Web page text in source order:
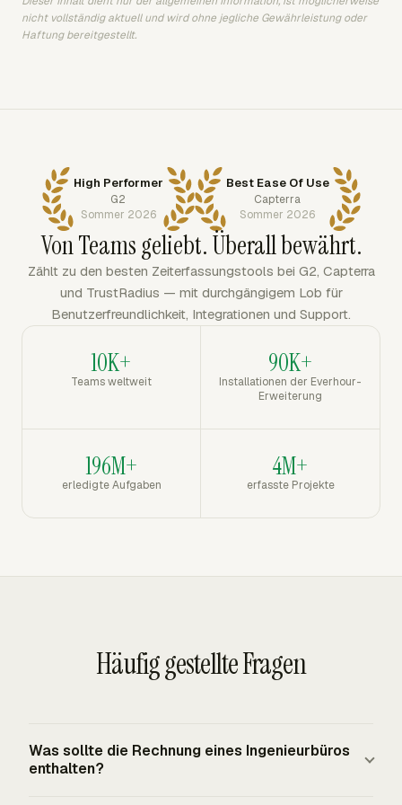
nicht vollständig aktuell und wird ohne jegliche Gewährleistung oder
Haftung bereitgestellt.
High Performer
G2
Sommer 2026
Best Ease Of Use
Capterra
Sommer 2026
Von Teams geliebt. Überall bewährt.
Zählt zu den besten Zeiterfassungstools bei G2, Capterra
und TrustRadius — mit durchgängigem Lob für
Benutzerfreundlichkeit, Integrationen und Support.
10K+
Teams weltweit
90K+
Installationen der Everhour-
Erweiterung
196M+
erledigte Aufgaben
4M+
erfasste Projekte
Häufig gestellte Fragen
Was sollte die Rechnung eines Ingenieurbüros
enthalten?